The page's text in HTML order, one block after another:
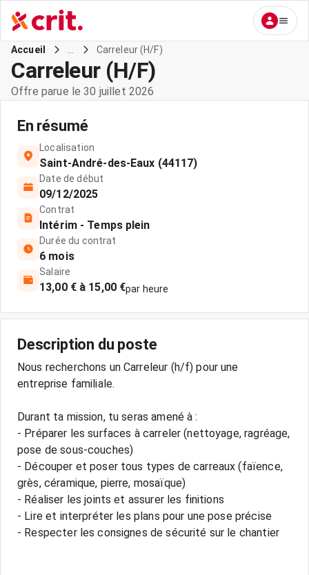
Accueil Carreleur (H/F)
Carreleur (H/F)
Offre parue le 30 juillet 2026
En résumé
Localisation
Saint-André-des-Eaux (44117)
Date de début
09/12/2025
Contrat
Intérim - Temps plein
Durée du contrat
6 mois
Salaire
13,00 € à 15,00 €par heure
Description du poste
Nous recherchons un Carreleur (h/f) pour une
entreprise familiale.
Durant ta mission, tu seras amené à :
- Préparer les surfaces à carreler (nettoyage, ragréage,
pose de sous-couches)
- Découper et poser tous types de carreaux (faïence,
grès, céramique, pierre, mosaïque)
- Réaliser les joints et assurer les finitions
- Lire et interpréter les plans pour une pose précise
- Respecter les consignes de sécurité sur le chantier